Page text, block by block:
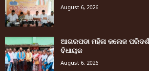
August 6, 2026
ଆଗରପଡା ମହିଳା କଲେଜ
ବିଧାୟକ
August 6, 2026